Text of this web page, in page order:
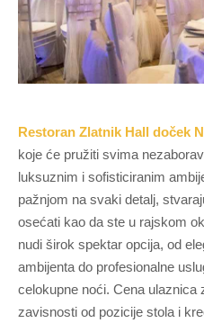
Restoran Zlatnik Hall doček
koje će pružiti svima
luksuznim i sofisticiranim
pažnjom na svaki detalj,
osećati kao da ste u rajskom
nudi širok spektar opcija, od
ambijenta do profesionalne
celokupne noći. Cena ulaznica
zavisnosti od pozicije stola i